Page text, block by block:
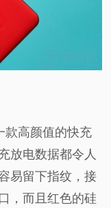
款高颜值的快充
放电数据都令人
易留下指纹，接
，而且红色的硅